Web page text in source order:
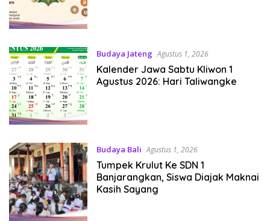
Budaya Jateng Agustus 1, 2026
Kalender Jawa Sabtu Kliwon 1
Agustus 2026: Hari Taliwangke
Budaya Bali Agustus 1, 2026
Tumpek Krulut Ke SDN 1
Banjarangkan, Siswa Diajak Maknai
Kasih Sayang